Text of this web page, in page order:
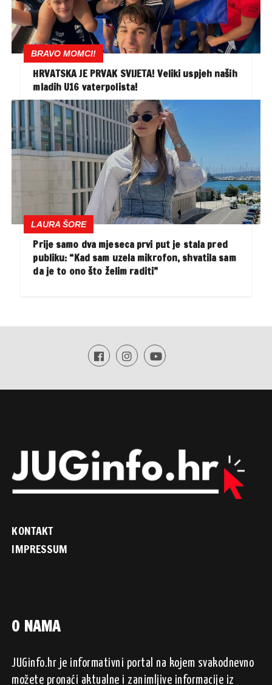
BRAVO MOMCI!
HRVATSKA JE PRVAK SVIJETA! Veliki uspjeh naših
mladih U16 vaterpolista!
LAURA ŠORE
Prije samo dva mjeseca prvi put je stala pred
publiku: “Kad sam uzela mikrofon, shvatila sam
da je to ono što želim raditi”
KONTAKT
IMPRESSUM
O NAMA
JUGinfo.hr je informativni portal na kojem svakodnevno
možete pronaći aktualne i zanimljive informacije iz